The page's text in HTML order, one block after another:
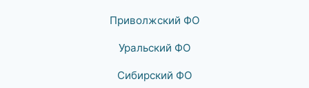
Приволжский ФО
Уральский ФО
Сибирский ФО